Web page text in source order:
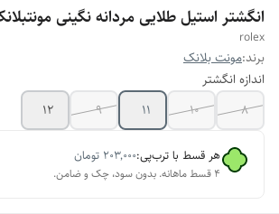
انگشتر استیل طلایی مردانه نگینی
rolex
برند:مونت بلانک
اندازه انگشتر
8
10
11
9
12
هر قسط با ترب‌پی:۲۰۳٬۰۰۰ تومان
۴ قسط ماهانه. بدون سود، چک و ضامن.